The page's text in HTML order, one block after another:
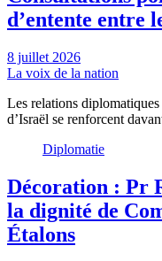
d’entente entre
8 juillet 2026
La voix de la nation
Les relations
d’Israël se renforcent
Diplomatie
Décoration : Pr
la dignité de
Étalons